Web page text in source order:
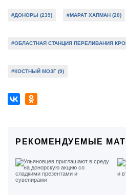
#ДОНОРЫ (239) #МАРАТ ХАПМАН (20)
#ОБЛАСТНАЯ СТАНЦИЯ ПЕРЕЛИВАНИЯ
#КОСТНЫЙ МОЗГ (9)
РЕКОМЕНДУЕМЫЕ